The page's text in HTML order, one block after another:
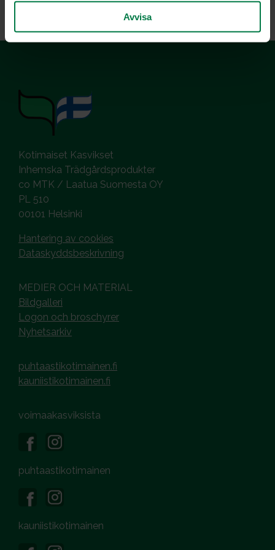
Avvisa
Kotimaiset Kasvikset
Inhemska Trädgårdsprodukter
co MTK / Laatua Suomesta OY
PL 510
00101 Helsinki
Hantering av cookies
Dataskyddsbeskrivning
MEDIER OCH MATERIAL
Bildgalleri
Logon och broschyrer
Nyhetsarkiv
puhtaastikotimainen.fi
kauniistikotimainen.fi
voimaakasviksista
puhtaastikotimainen
kauniistikotimainen